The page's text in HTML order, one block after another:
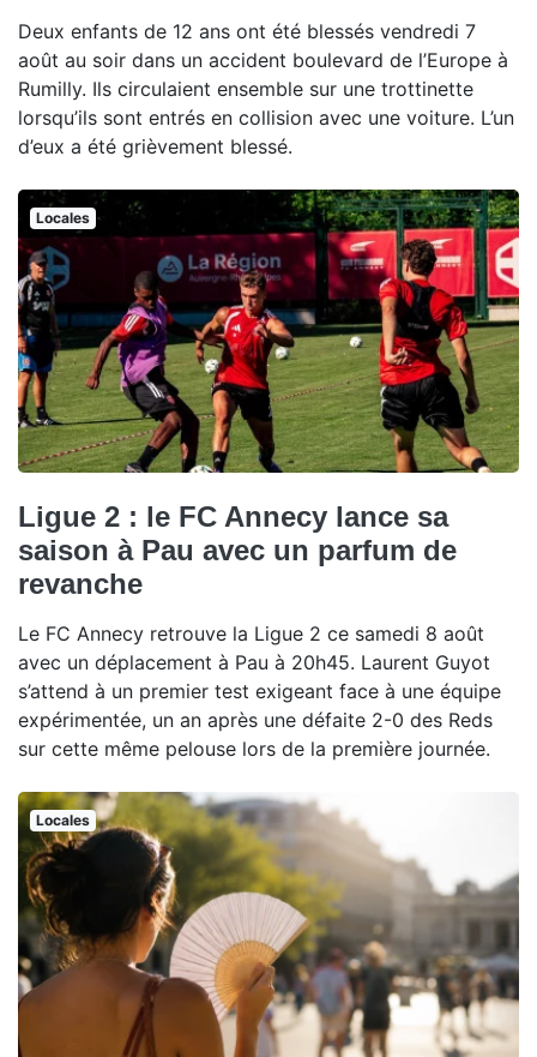
Deux enfants de 12 ans ont été blessés vendredi 7
août au soir dans un accident boulevard de l’Europe à
Rumilly. Ils circulaient ensemble sur une trottinette
lorsqu’ils sont entrés en collision avec une voiture. L’un
d’eux a été grièvement blessé.
Locales
Ligue 2 : le FC Annecy lance sa
saison à Pau avec un parfum de
revanche
Le FC Annecy retrouve la Ligue 2 ce samedi 8 août
avec un déplacement à Pau à 20h45. Laurent Guyot
s’attend à un premier test exigeant face à une équipe
expérimentée, un an après une défaite 2-0 des Reds
sur cette même pelouse lors de la première journée.
Locales